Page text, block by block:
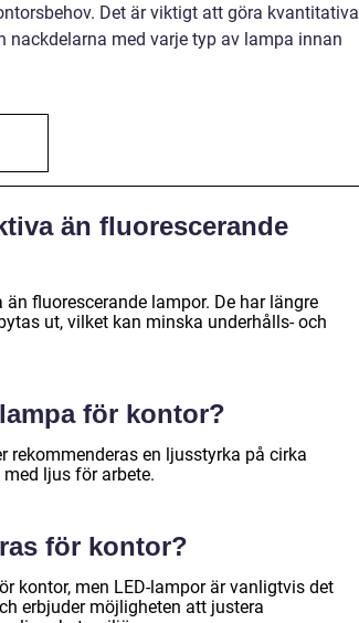
Det är viktigt att göra kvantitativa
med varje typ av lampa innan
än fluorescerande
fluorescerande lampor. De har längre
ut, vilket kan minska underhålls- och
för kontor?
en ljusstyrka på cirka
ljus för arbete.
för kontor?
kontor, men LED-lampor är vanligtvis det
erbjuder möjligheten att justera